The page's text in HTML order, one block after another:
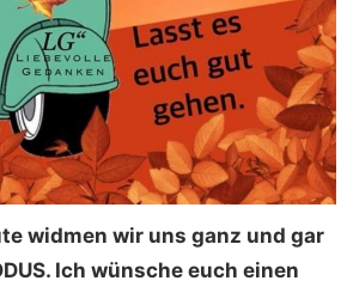
widmen wir uns ganz und gar
Ich wünsche euch einen